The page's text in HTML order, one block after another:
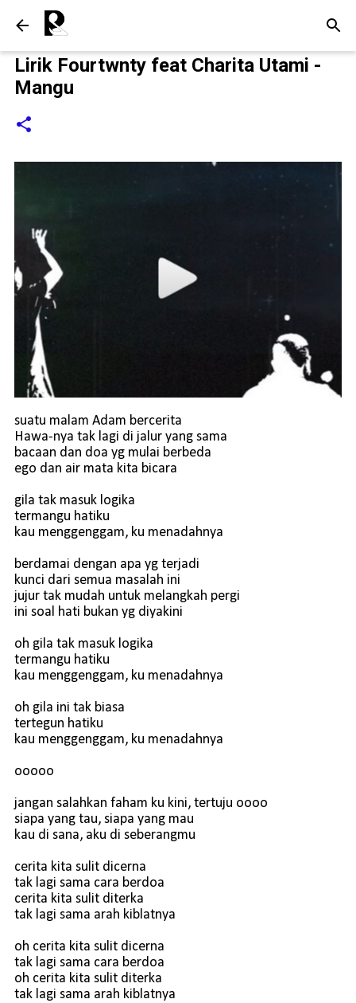
Lirik Fourtwnty feat Charita Utami -
Mangu
suatu malam Adam bercerita
Hawa-nya tak lagi di jalur yang sama
bacaan dan doa yg mulai berbeda
ego dan air mata kita bicara
gila tak masuk logika
termangu hatiku
kau menggenggam, ku menadahnya
berdamai dengan apa yg terjadi
kunci dari semua masalah ini
jujur tak mudah untuk melangkah pergi
ini soal hati bukan yg diyakini
oh gila tak masuk logika
termangu hatiku
kau menggenggam, ku menadahnya
oh gila ini tak biasa
tertegun hatiku
kau menggenggam, ku menadahnya
ooooo
jangan salahkan faham ku kini, tertuju oooo
siapa yang tau, siapa yang mau
kau di sana, aku di seberangmu
cerita kita sulit dicerna
tak lagi sama cara berdoa
cerita kita sulit diterka
tak lagi sama arah kiblatnya
oh cerita kita sulit dicerna
tak lagi sama cara berdoa
oh cerita kita sulit diterka
tak lagi sama arah kiblatnya